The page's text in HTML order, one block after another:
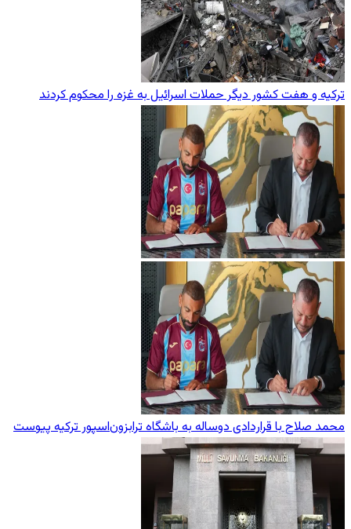
ترکیه و هفت کشور دیگر حملات اسرائیل به غزه را محکوم کردند
محمد صلاح با قراردادی دوساله به باشگاه ترابزون‌اسپور ترکیه پیوست